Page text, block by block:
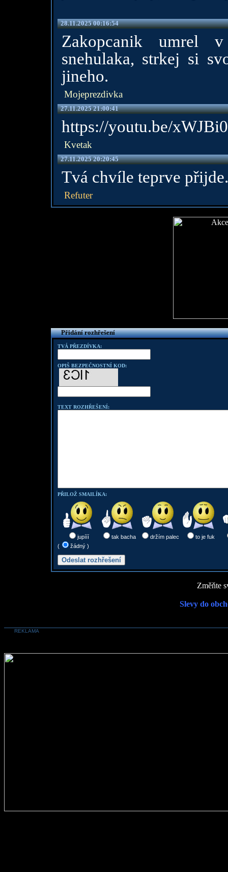
28.11.2025 00:16:54
Zakopcanik umrel
snehulaka, strkej si
jineho.
Mojeprezdivka
27.11.2025 21:00:41
https://youtu.be/
Kvetak
27.11.2025 20:20:45
Tvá chvíle teprve přijde.
Refuter
Přidání rozhřešení
TVÁ PŘEZDÍVKA:
OPIŠ BEZPEČNOSTNÍ KOD:
TEXT ROZHŘEŠENÍ:
PŘILOŽ SMAILÍKA:
jupííí tak bacha držím palec
to je fuk
(
žádný )
Změňte
Slevy do
REKLAMA